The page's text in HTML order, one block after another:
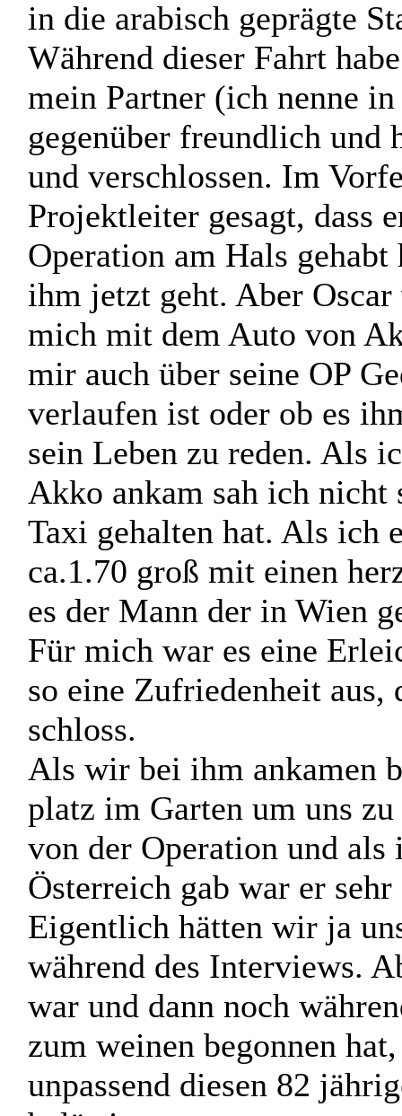
Nach einer unruhigen
nach Quiryat Bialik wo
30 Jahren wohnt. Die
in die arabisch geprägte
Während dieser Fahrt
mein Partner (ich nenne
gegenüber freundlich und
und verschlossen. Im
Projektleiter gesagt, dass
Operation am Hals
ihm jetzt geht. Aber
mich mit dem Auto von
mir auch über seine OP
verlaufen ist oder ob es
sein Leben zu reden. Als
Akko ankam sah ich
Taxi gehalten hat. Als ich
ca.1.70 groß mit einen
es der Mann der in Wien
Für mich war es eine
so eine Zufriedenheit
schloss.
Als wir bei ihm ankamen
platz im Garten um uns
von der Operation und als
Österreich gab war er
Eigentlich hätten wir ja
während des Interviews.